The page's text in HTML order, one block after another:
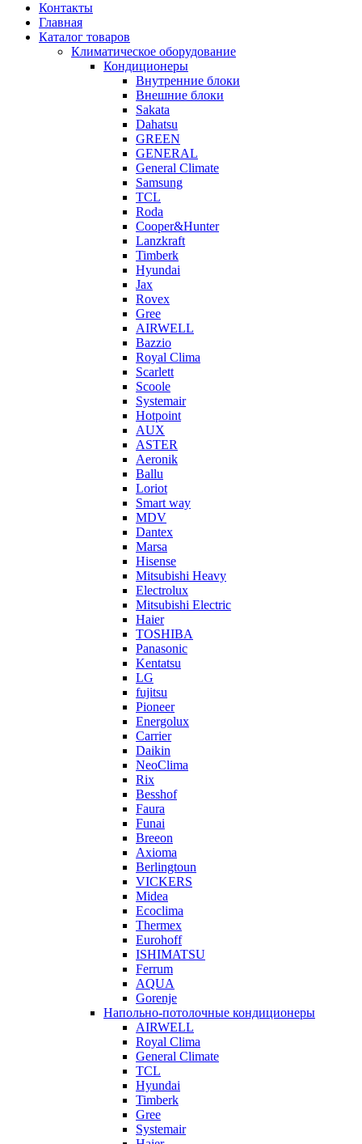
Контакты
Главная
Каталог товаров
Климатическое оборудование
Кондиционеры
Внутренние блоки
Внешние блоки
Sakata
Dahatsu
GREEN
GENERAL
General Climate
Samsung
TCL
Roda
Cooper&Hunter
Lanzkraft
Timberk
Hyundai
Jax
Rovex
Gree
AIRWELL
Bazzio
Royal Clima
Scarlett
Scoole
Systemair
Hotpoint
AUX
ASTER
Aeronik
Ballu
Loriot
Smart way
MDV
Dantex
Marsa
Hisense
Mitsubishi Heavy
Electrolux
Mitsubishi Electric
Haier
TOSHIBA
Panasonic
Kentatsu
LG
fujitsu
Pioneer
Energolux
Carrier
Daikin
NeoClima
Rix
Besshof
Faura
Funai
Breeon
Axioma
Berlingtoun
VICKERS
Midea
Ecoclima
Thermex
Eurohoff
ISHIMATSU
Ferrum
AQUA
Gorenje
Напольно-потолочные кондиционеры
AIRWELL
Royal Clima
General Climate
TCL
Hyundai
Timberk
Gree
Systemair